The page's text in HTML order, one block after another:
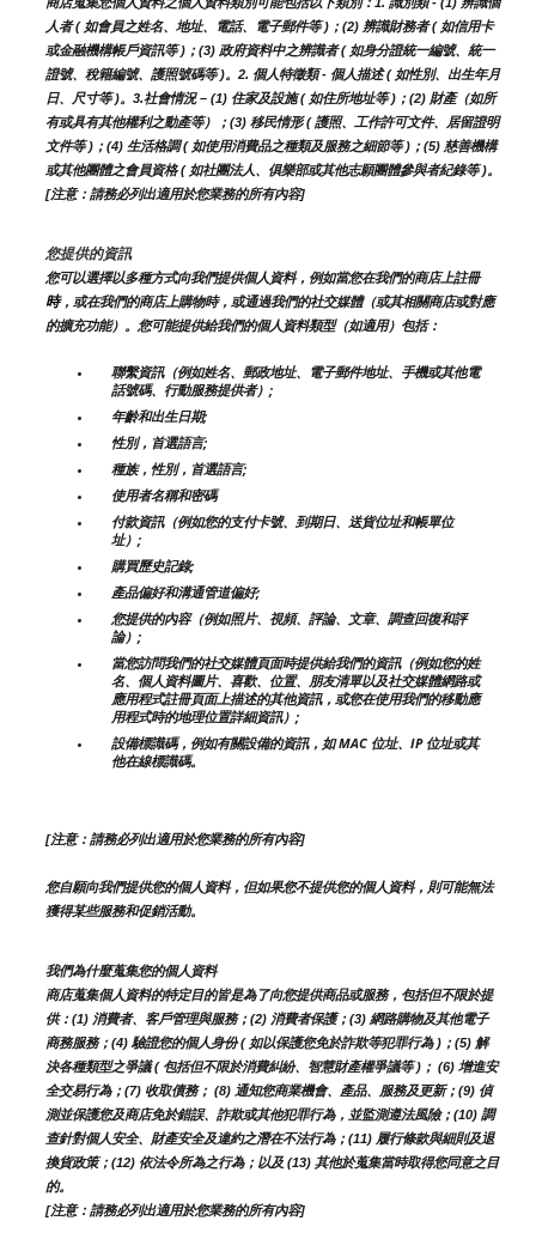
人者 ( 如會員之姓名、地址、電話、電子郵件等 )；(2) 辨識財務者 ( 如信用卡
或金融機構帳戶資訊等 )；(3) 政府資料中之辨識者 ( 如身分證統一編號、統一
證號、稅籍編號、護照號碼等 )。2. 個人特徵類 - 個人描述 ( 如性別、出生年月
日、尺寸等 )。3.社會情況 – (1) 住家及設施 ( 如住所地址等 )；(2) 財產（如所
有或具有其他權利之動產等）；(3) 移民情形 ( 護照、工作許可文件、居留證明
文件等 )；(4) 生活格調 ( 如使用消費品之種類及服務之細節等 )；(5) 慈善機構
或其他團體之會員資格 ( 如社團法人、俱樂部或其他志願團體參與者紀錄等 )。
[注意：請務必列出適用於您業務的所有內容]
您提供的資訊
您可以選擇以多種方式向我們提供個人資料，例如當您在我們的商店上註冊
時，或在我們的商店上購物時，或通過我們的社交媒體（或其相關商店或對應
的擴充功能）。您可能提供給我們的個人資料類型（如適用）包括：
聯繫資訊（例如姓名、郵政地址、電子郵件地址、手機或其他電
話號碼、行動服務提供者）;
年齡和出生日期;
性別，首選語言;
種族，性別，首選語言;
使用者名稱和密碼
付款資訊（例如您的支付卡號、到期日、送貨位址和帳單位
址）;
購買歷史記錄;
產品偏好和溝通管道偏好;
您提供的內容（例如照片、視頻、評論、文章、調查回復和評
論）;
當您訪問我們的社交媒體頁面時提供給我們的資訊（例如您的姓
名、個人資料圖片、喜歡、位置、朋友清單以及社交媒體網路或
應用程式註冊頁面上描述的其他資訊，或您在使用我們的移動應
用程式時的地理位置詳細資訊）;
設備標識碼，例如有關設備的資訊，如 MAC 位址、IP 位址或其
他在線標識碼。
[注意：請務必列出適用於您業務的所有內容]
您自願向我們提供您的個人資料，但如果您不提供您的個人資料，則可能無法
獲得某些服務和促銷活動。
我們為什麼蒐集您的個人資料
商店蒐集個人資料的特定目的皆是為了向您提供商品或服務，包括但不限於提
供：(1) 消費者、客戶管理與服務；(2) 消費者保護；(3) 網路購物及其他電子
商務服務；(4) 驗證您的個人身份 ( 如以保護您免於詐欺等犯罪行為 )；(5) 解
決各種類型之爭議 ( 包括但不限於消費糾紛、智慧財產權爭議等 )； (6) 增進安
全交易行為；(7) 收取債務； (8) 通知您商業機會、產品、服務及更新；(9) 偵
測並保護您及商店免於錯誤、詐欺或其他犯罪行為，並監測遵法風險；(10) 調
查針對個人安全、財產安全及違約之潛在不法行為；(11) 履行條款與細則及退
換貨政策；(12) 依法令所為之行為；以及 (13) 其他於蒐集當時取得您同意之目
的。
[注意：請務必列出適用於您業務的所有內容]